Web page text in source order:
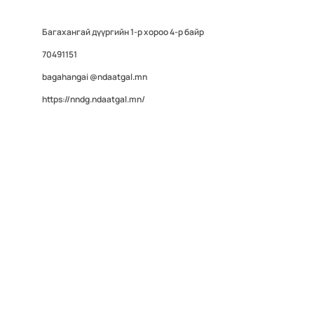
Багахангай дүүргийн 1-р хороо 4-р байр
70491151
bagahangai @ndaatgal.mn
https://nndg.ndaatgal.mn/